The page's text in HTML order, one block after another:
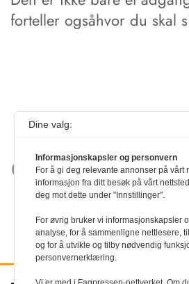
forteller ogsåhvor du skal
Dine valg:
Informasjonskapsler og personvern
For å gi deg relevante annonser på vårt
informasjon fra ditt besøk på vårt
deg mot dette under "Innstillinger".
For øvrig bruker vi informasjonskapsler
analyse, for å sammenligne nettlesere,
og for å utvikle og tilby nødvendig
personvernerklæring.